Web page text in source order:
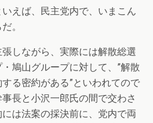
えば、民主党内で、いまこん
。
張しながら、実際には解散総選
鳩山グループに対して、”解散
る密約がある”といわれてので
長と小沢一郎氏の間で交わさ
は法案の採決前に、党内で両